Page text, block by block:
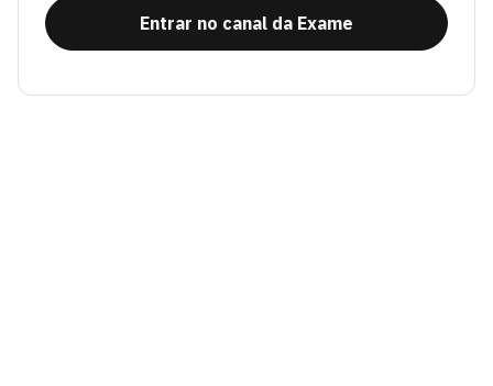
Entrar no canal da Exame